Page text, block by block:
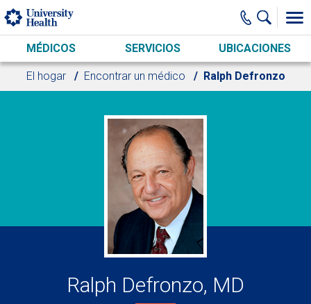
Skip to main content
MÉDICOS SERVICIOS UBICACIONES
El hogar Encontrar un médico Ralph Defronzo
Ralph Defronzo, MD